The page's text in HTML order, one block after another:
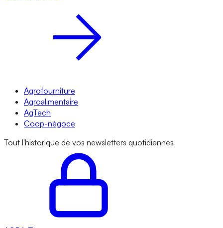
Agrofourniture
Agroalimentaire
AgTech
Coop-négoce
Tout l'historique de vos newsletters quotidiennes